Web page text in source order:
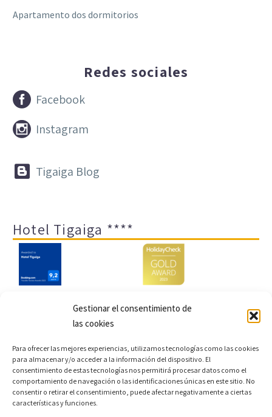
Gestionar el consentimiento de
las cookies
Para ofrecer las mejores experiencias, utilizamos tecnologías como las cookies
para almacenar y/o acceder a la información del dispositivo. El
consentimiento de estas tecnologías nos permitirá procesar datos como el
comportamiento de navegación o las identificaciones únicas en este sitio. No
consentir o retirar el consentimiento, puede afectar negativamente a ciertas
características y funciones.
Apartamento dos dormitorios
Redes sociales

 Facebook

 Instagram

 Tigaiga Blog
Hotel Tigaiga ****
Tigaiga Suites ****